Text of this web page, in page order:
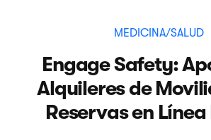
MEDICINA/SALUD
Engage Safety:
Alquileres de
Reservas en